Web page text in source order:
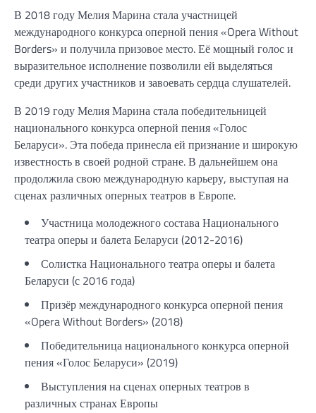
В 2018 году Мелия Марина стала участницей
международного конкурса оперной пения «Opera Without
Borders» и получила призовое место. Её мощный голос и
выразительное исполнение позволили ей выделяться
среди других участников и завоевать сердца слушателей.
В 2019 году Мелия Марина стала победительницей
национального конкурса оперной пения «Голос
Беларуси». Эта победа принесла ей признание и широкую
известность в своей родной стране. В дальнейшем она
продолжила свою международную карьеру, выступая на
сценах различных оперных театров в Европе.
Участница молодежного состава Национального
театра оперы и балета Беларуси (2012-2016)
Солистка Национального театра оперы и балета
Беларуси (с 2016 года)
Призёр международного конкурса оперной пения
«Opera Without Borders» (2018)
Победительница национального конкурса оперной
пения «Голос Беларуси» (2019)
Выступления на сценах оперных театров в
различных странах Европы